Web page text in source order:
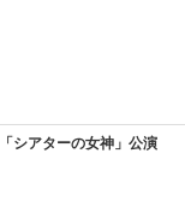
シアターの女神」公演